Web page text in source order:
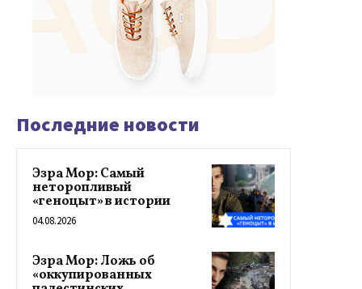
Последние новости
Эзра Мор: Самый
неторопливый
«геноцыт» в истории
04.08.2026
Эзра Мор: Ложь об
«оккупированных